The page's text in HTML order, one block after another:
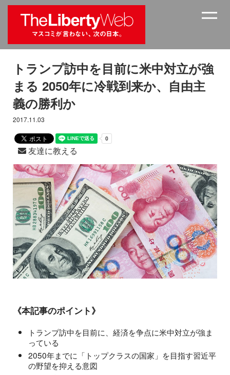
トランプ訪中を目前に米中対立が強
まる 2050年に冷戦到来か、自由主
義の勝利か
2017.11.03
友達に教える
《本記事のポイント》
トランプ訪中を目前に、経済を争点に米中対立が強ま
っている
2050年までに「トップクラスの国家」を目指す習近平
の野望を抑える意図